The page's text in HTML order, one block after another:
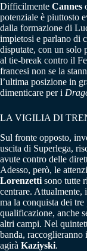
Difficilmente Cannes
potenziale è piuttosto
dalla formazione di
impietosi e parlano di
disputate, con un solo
al tie-break contro il
francesi non se la
l’ultima posizione in
dimenticare per i
LA VIGILIA DI
Sul fronte opposto,
uscita di Superlega,
avute contro delle
Adesso, però, le
Lorenzetti sono tutte
centrare. Attualmente,
ma la conquista dei
qualificazione, anche
altri campi. Nel
banda,
agirà Kaziyski.